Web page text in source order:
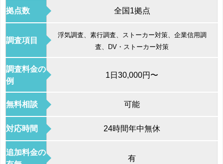
拠点数 全国1拠点
調査項目
浮気調査、素行調査、ストーカー対策、企業信用調
査、DV・ストーカー対策
調査料金の
例
1日30,000円〜
無料相談 可能
対応時間 24時間年中無休
追加料金の
有